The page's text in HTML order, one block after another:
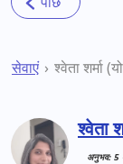
सेवाएं
श्वेता
अनुभव: 5